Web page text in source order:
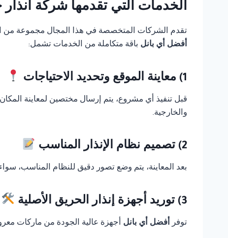
الخدمات التي تقدمها شركة
تقدم الشركات المتخصصة في هذا المجال مجموعة من
أفضل أي بانل باقة متكاملة من الخدمات تشمل:
1) معاينة الموقع وتحديد الاحتياجات
قبل تنفيذ أي مشروع، يتم إرسال مختصين لمعاينة
والخارجية.
2) تصميم نظام الإنذار المناسب
بعد المعاينة، يتم وضع تصور دقيق للنظام المناسب،
3) توريد أجهزة إنذار الحريق الأصلية
توفر أفضل أي بانل أجهزة عالية الجودة من ماركات